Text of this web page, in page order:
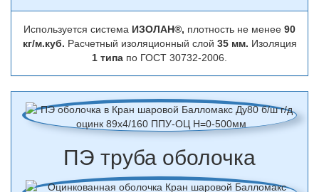
Используется система ИЗОЛАН®, плотность не менее 90
кг/м.куб. Расчетный изоляционный слой 35 мм. Изоляция
1 типа по ГОСТ 30732-2006.
ПЭ труба оболочка